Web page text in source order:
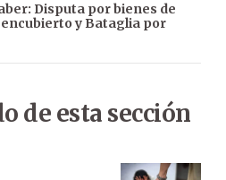
Disputa por bienes de
y Bataglia por
de esta sección